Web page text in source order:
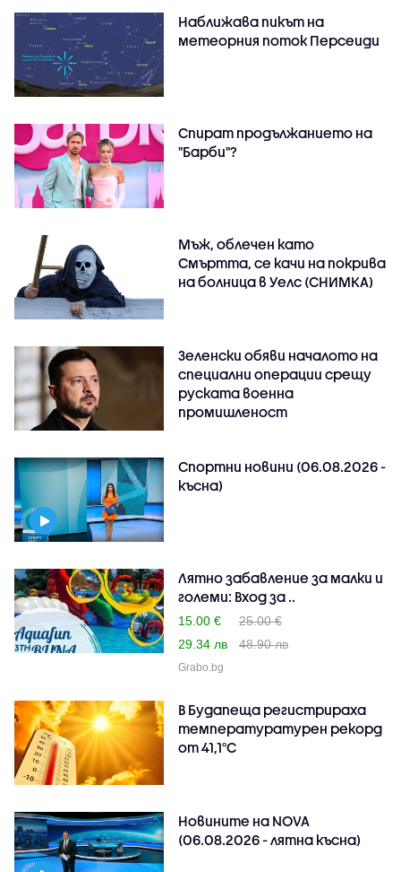
Наближава пикът на
метеорния поток Персеиди
Спират продължанието на
"Барби"?
Мъж, облечен като
Смъртта, се качи на покрива
на болница в Уелс (СНИМКА)
Зеленски обяви началото на
специални операции срещу
руската военна
промишленост
Спортни новини (06.08.2026 -
късна)
Лятно забавление за малки и
големи: Вход за ..
15.00 €
25.00 €
29.34 лв
48.90 лв
Grabo.bg
В Будапеща регистрираха
температуратурен рекорд
от 41,1°C
Новините на NOVA
(06.08.2026 - лятна късна)